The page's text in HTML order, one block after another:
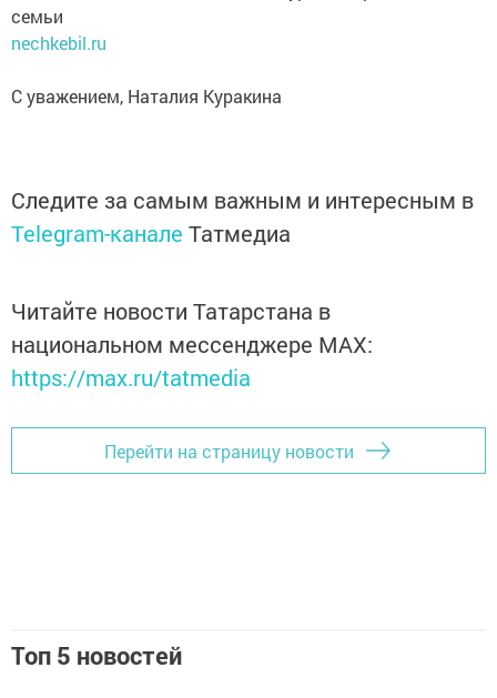
семьи
nechkebil.ru
С уважением, Наталия Куракина
Следите за самым важным и интересным в
Telegram-канале Татмедиа
Читайте новости Татарстана в
национальном мессенджере MАХ:
https://max.ru/tatmedia
Перейти на страницу новости
Топ 5 новостей